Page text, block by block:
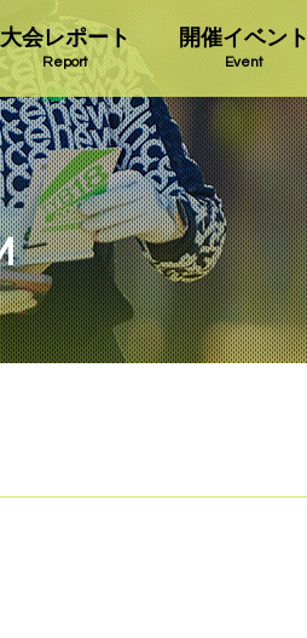
大会レポート
Report
開催イベント
Event